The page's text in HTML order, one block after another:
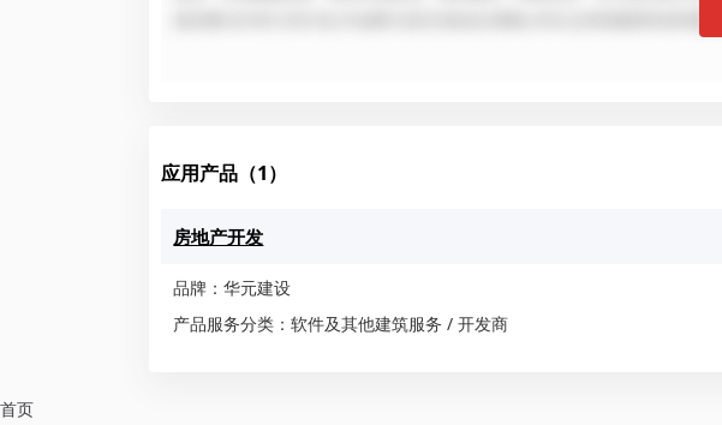
应用产品（1）
房地产开发
品牌：华元建设
产品服务分类：软件及其他建筑服务 / 开发商
首页